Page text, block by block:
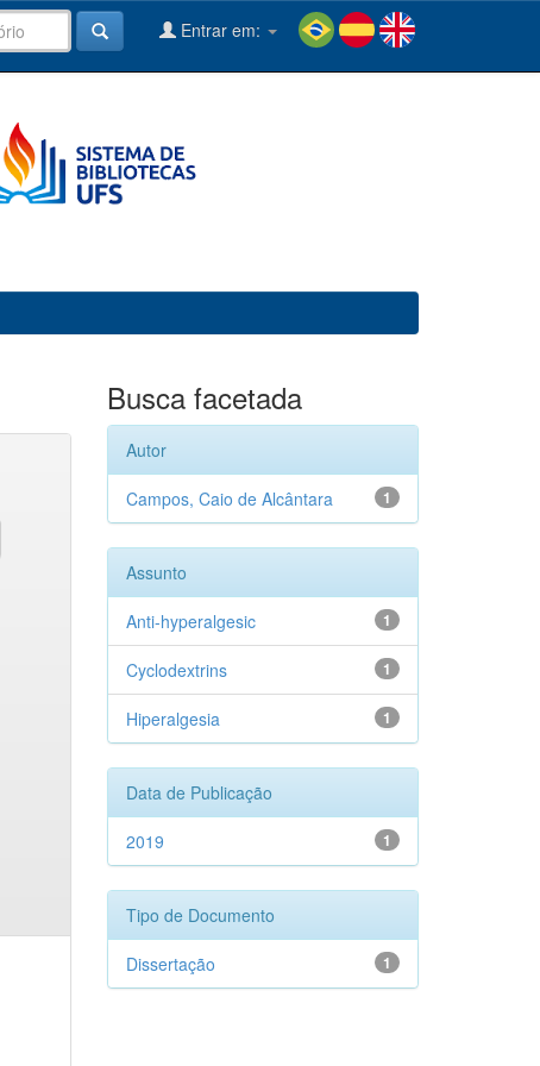
Entrar em:
Busca facetada
Autor
1
Campos, Caio de Alcântara
Assunto
1
Anti-hyperalgesic
1
Cyclodextrins
1
Hiperalgesia
Data de Publicação
1
2019
Tipo de Documento
1
Dissertação